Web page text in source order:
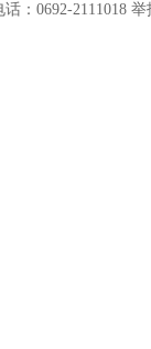
0692-2111018 举